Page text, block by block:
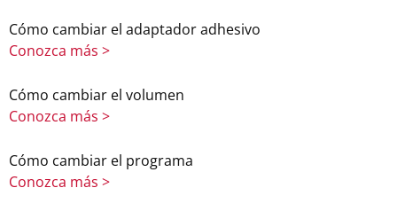
Cómo cambiar el adaptador adhesivo
Conozca más >
Cómo cambiar el volumen
Conozca más >
Cómo cambiar el programa
Conozca más >